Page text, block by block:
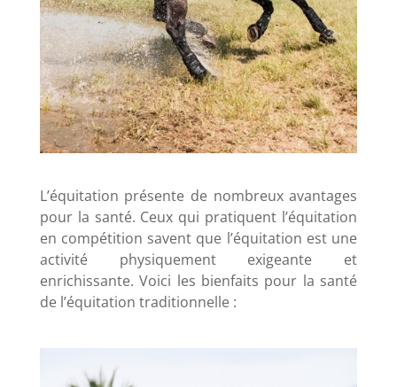
L’équitation présente de nombreux avantages
pour la santé. Ceux qui pratiquent l’équitation
en compétition savent que l’équitation est une
activité physiquement exigeante et
enrichissante. Voici les bienfaits pour la santé
de l’équitation traditionnelle :